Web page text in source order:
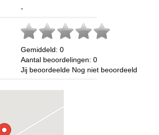
-
Gemiddeld: 0
Aantal beoordelingen: 0
Jij beoordeelde Nog niet beoordeeld